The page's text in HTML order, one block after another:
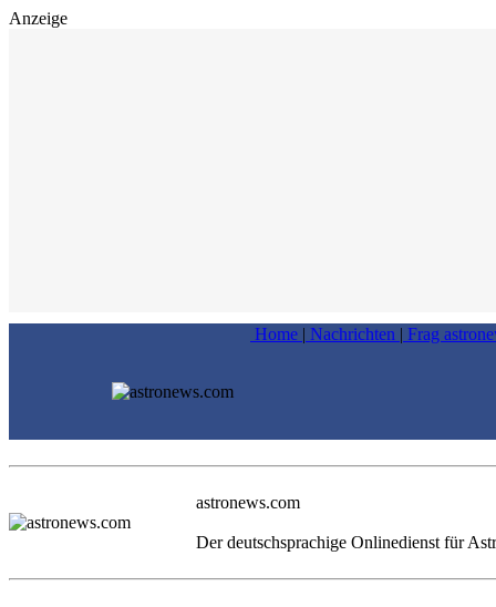
Anzeige
Home | Nachrichten | Frag
astronews.com
Der deutschsprachige Onlinedienst für